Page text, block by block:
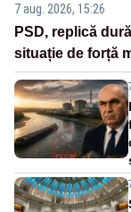
7 aug. 2026, 15:26
PSD, replică
situație de forță